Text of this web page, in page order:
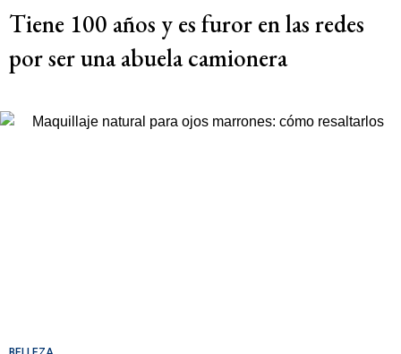
Tiene 100 años y es furor en las redes
por ser una abuela camionera